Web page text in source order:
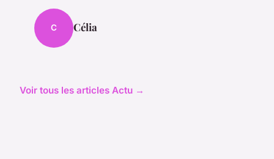
C Célia
Voir tous les articles Actu →